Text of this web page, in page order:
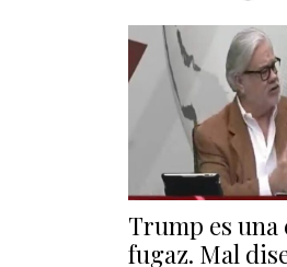
Trump es una
fugaz. Mal